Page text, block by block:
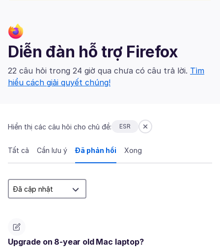
Diễn đàn hỗ trợ Firefox
22 câu hỏi trong 24 giờ qua chưa có câu trả lời. Tìm
hiểu cách giải quyết chúng!
Hiển thị các câu hỏi cho chủ đề: ESR
Tất cả Cần lưu ý Đã phản hồi Xong
Upgrade on 8-year old Mac laptop?